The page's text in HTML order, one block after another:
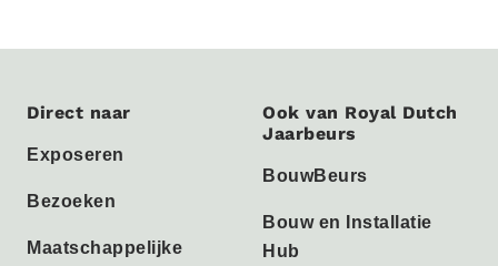
Direct naar
Exposeren
Bezoeken
Maatschappelijke
Ook van Royal Dutch
Jaarbeurs
BouwBeurs
Bouw en Installatie
Hub